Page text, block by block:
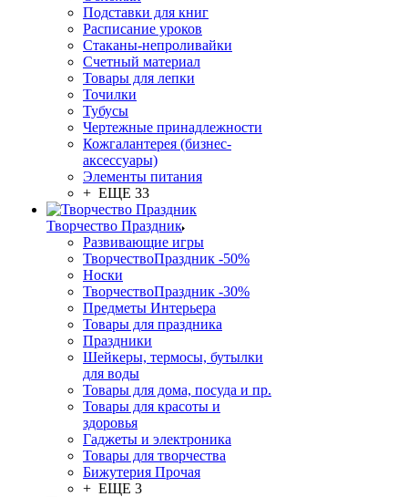
Подставки для книг
Расписание уроков
Стаканы-непроливайки
Счетный материал
Товары для лепки
Точилки
Тубусы
Чертежные принадлежности
Кожгалантерея (бизнес-
аксессуары)
Элементы питания
+ ЕЩЕ 33
Творчество Праздник
Развивающие игры
ТворчествоПраздник -50%
Носки
ТворчествоПраздник -30%
Предметы Интерьера
Товары для праздника
Праздники
Шейкеры, термосы, бутылки
для воды
Товары для дома, посуда и пр.
Товары для красоты и
здоровья
Гаджеты и электроника
Товары для творчества
Бижутерия Прочая
+ ЕЩЕ 3